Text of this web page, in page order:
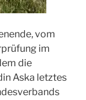
vom
im
die
Aska letztes